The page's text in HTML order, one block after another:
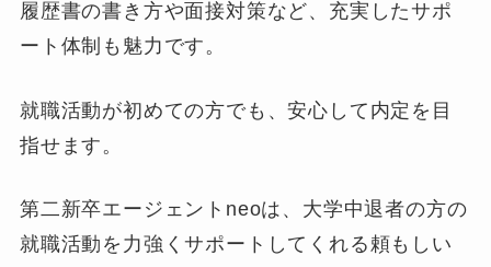
履歴書の書き方や面接対策など、充実したサポ
ート体制も魅力です。
就職活動が初めての方でも、安心して内定を目
指せます。
第二新卒エージェントneoは、大学中退者の方の
就職活動を力強くサポートしてくれる頼もしい